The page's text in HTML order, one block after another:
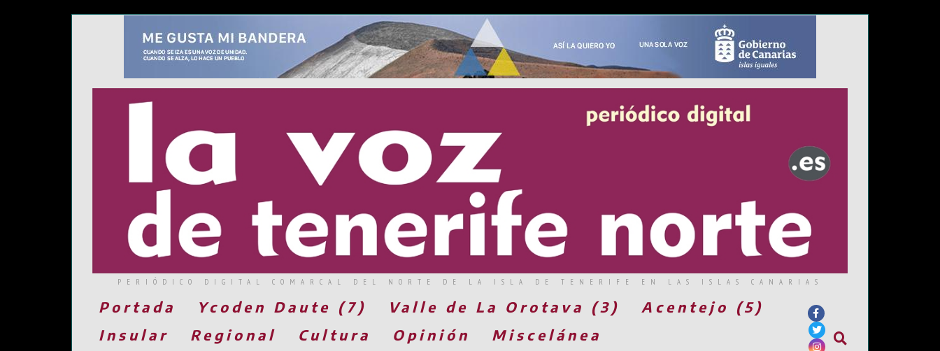
PERIÓDICO DIGITAL COMARCAL DEL NORTE DE LA ISLA DE TENERIFE EN LAS ISLAS CANARIAS
Portada Ycoden Daute (7) Valle de La Orotava (3)
Acentejo (5)
Insular
Regional Cultura Opinión
Miscelánea